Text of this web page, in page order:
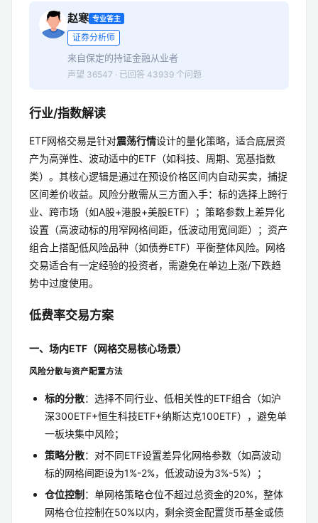
赵寒 专业答主
证券分析师
来自保定的持证金融从业者
声望 36547 · 已回答 43939 个问题
行业/指数解读
ETF网格交易是针对震荡行情设计的量化策略，适合底层资
产为高弹性、波动适中的ETF（如科技、周期、宽基指数
类）。其核心逻辑是通过在预设价格区间内自动买卖，捕捉
区间差价收益。风险分散需从三方面入手：标的选择上跨行
业、跨市场（如A股+港股+美股ETF）；策略参数上差异化
设置（高波动标的用窄网格间距，低波动用宽间距）；资产
组合上搭配低风险品种（如债券ETF）平衡整体风险。网格
交易适合有一定经验的投资者，需避免在单边上涨/下跌趋
势中过度使用。
低费率交易方案
一、场内ETF（网格交易核心场景）
风险分散与资产配置方法
标的分散：选择不同行业、低相关性的ETF组合（如沪
深300ETF+恒生科技ETF+纳斯达克100ETF），避免单
一板块集中风险；
策略分散：对不同ETF设置差异化网格参数（如高波动
标的网格间距设为1%-2%，低波动设为3%-5%）；
仓位控制 ：单网格策略仓位不超过总资金的20%，整体
网格仓位控制在50%以内，剩余资金配置货币基金或债